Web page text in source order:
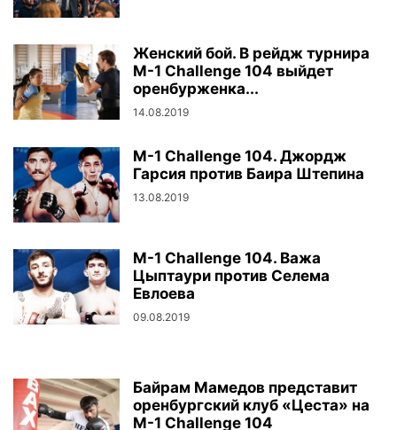
Женский бой. В рейдж турнира
M-1 Challenge 104 выйдет
оренбурженка...
14.08.2019
M-1 Challenge 104. Джордж
Гарсия против Баира Штепина
13.08.2019
M-1 Challenge 104. Важа
Цыптаури против Селема
Евлоева
09.08.2019
Байрам Мамедов представит
оренбургский клуб «Цеста» на
M-1 Challenge 104